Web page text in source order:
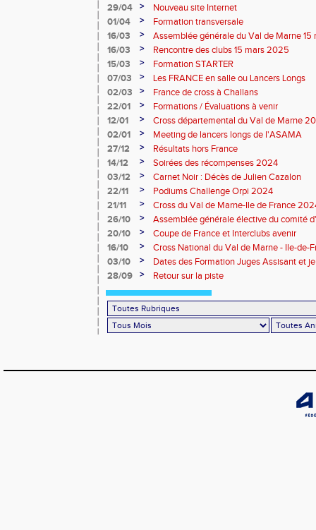
29/04 >
Nouveau site Internet
01/04
>
Formation transversale
16/03
>
Assemblée générale du Val de Marne
16/03
>
Rencontre des clubs 15 mars 2025
15/03
>
Formation STARTER
07/03
>
Les FRANCE en salle ou Lancers Longs
02/03
>
France de cross à Challans
22/01
>
Formations / Évaluations à venir
12/01
>
Cross départemental du Val de Marne
02/01
>
Meeting de lancers longs de l'ASAMA
27/12
>
Résultats hors France
14/12
>
Soirées des récompenses 2024
03/12
>
Carnet Noir : Décès de Julien Cazalon
22/11
>
Podiums Challenge Orpi 2024
21/11
>
Cross du Val de Marne-Ile de France
26/10
>
Assemblée générale élective du comité
Marne
20/10 >
Coupe de France et Interclubs avenir
16/10
>
Cross National du Val de Marne - Ile-de-
03/10
>
Dates des Formation Juges Assisant et
28/09
> Retour sur la piste